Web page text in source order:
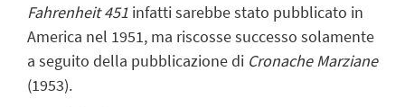
Fahrenheit 451 infatti sarebbe stato pubblicato in
America nel 1951, ma riscosse successo solamente
a seguito della pubblicazione di Cronache Marziane
(1953).